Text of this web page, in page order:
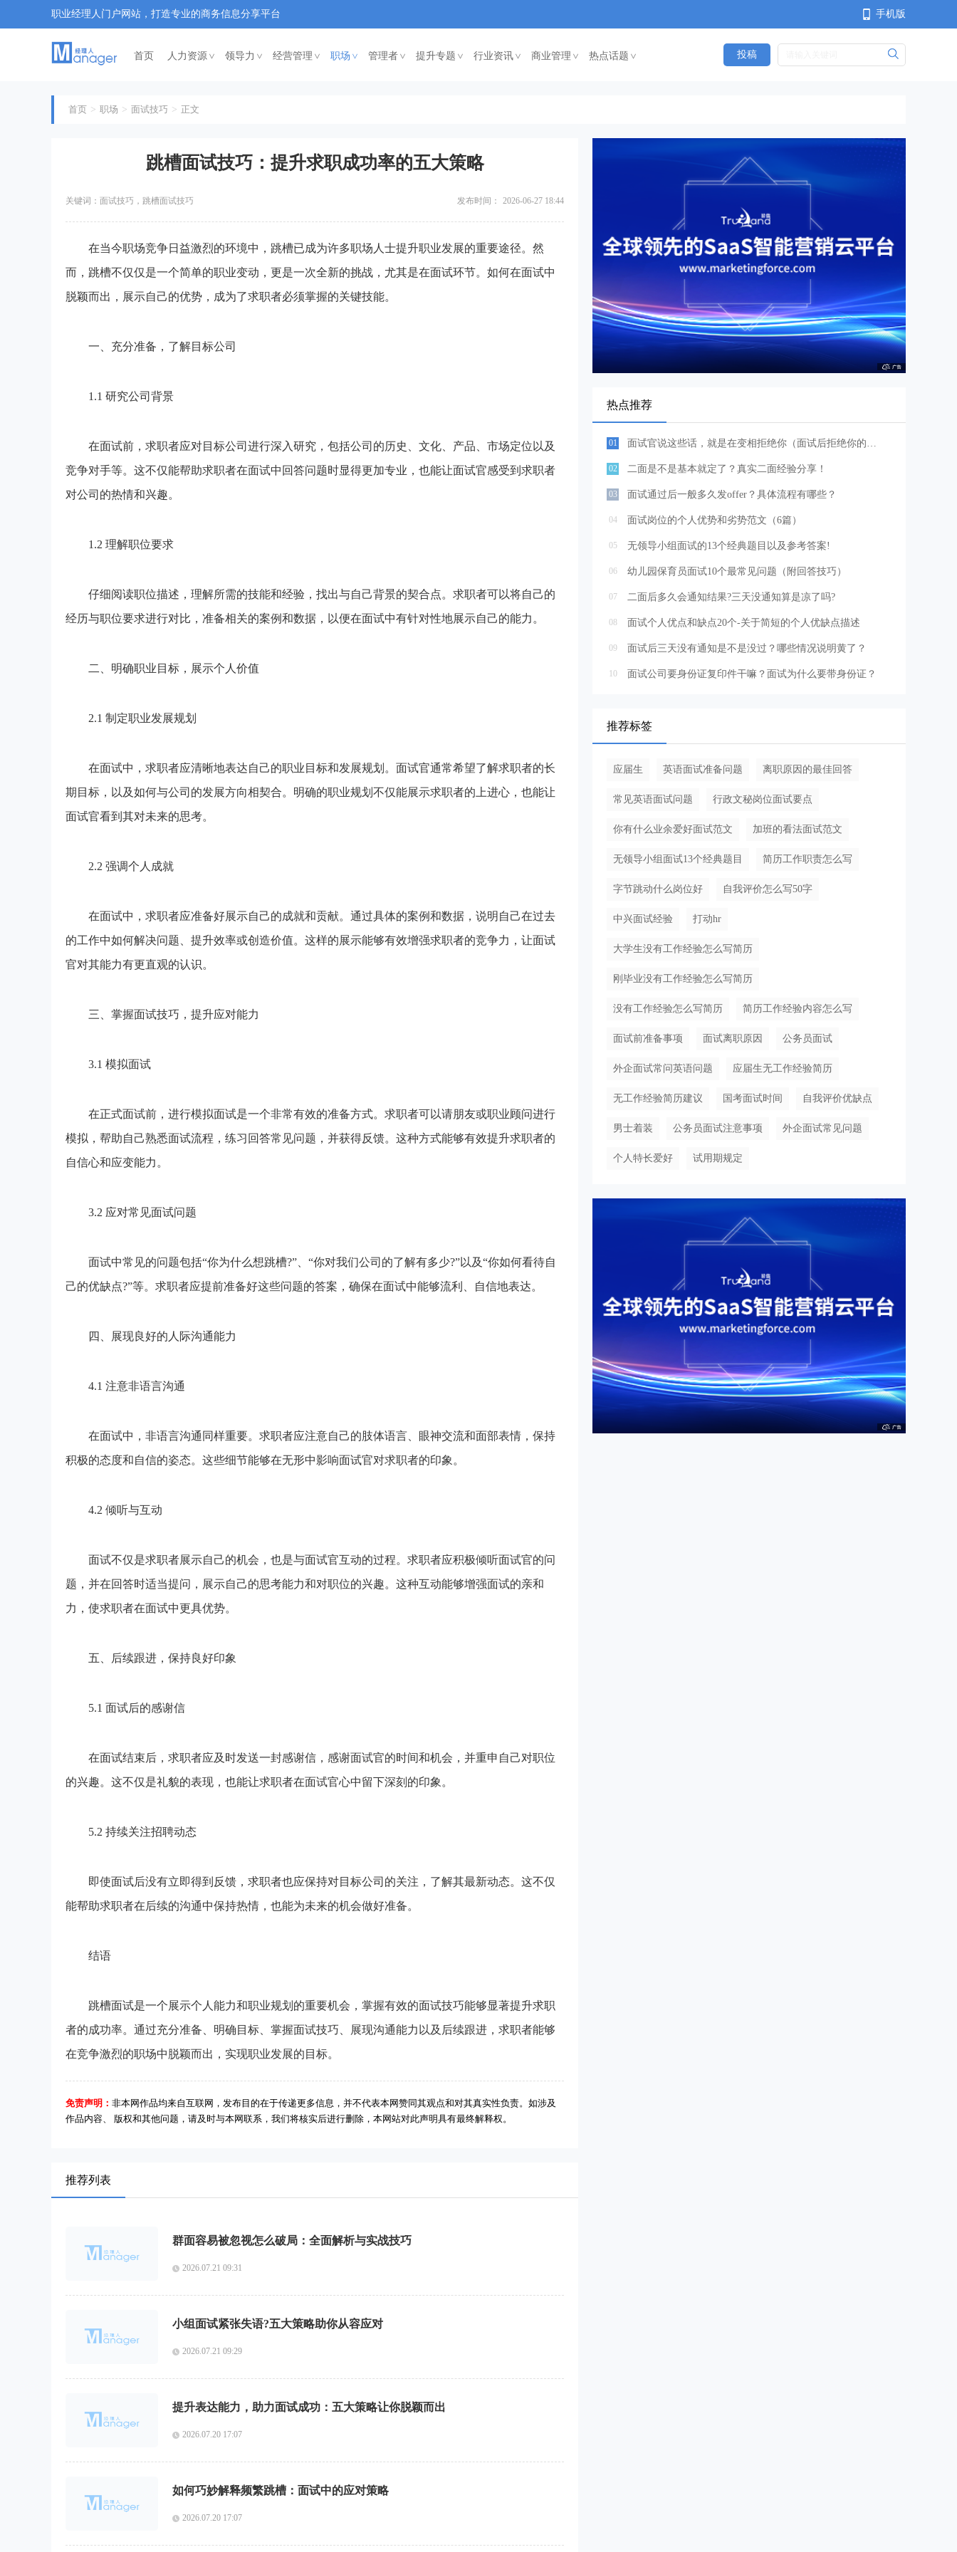
职业经理人门户网站，打造专业的商务信息分享平台 手机版
首页 人力资源< 领导力 < 经营管理< 职场< 管理者< 提升专题 < 行业资讯 < 商业管理< 热点话题 < 投稿
首页 职场 面试技巧 正文
跳槽面试技巧：提升求职成功率的五大策略
关键词：面试技巧，跳槽面试技巧 发布时间： 2026-06-27 18:44
在当今职场竞争日益激烈的环境中，跳槽已成为许多职场人士提升职业发展的重要途径。然
而，跳槽不仅仅是一个简单的职业变动，更是一次全新的挑战，尤其是在面试环节。如何在面试中
脱颖而出，展示自己的优势，成为了求职者必须掌握的关键技能。
一、充分准备，了解目标公司
1.1 研究公司背景
在面试前，求职者应对目标公司进行深入研究，包括公司的历史、文化、产品、市场定位以及
竞争对手等。这不仅能帮助求职者在面试中回答问题时显得更加专业，也能让面试官感受到求职者
对公司的热情和兴趣。
1.2 理解职位要求
仔细阅读职位描述，理解所需的技能和经验，找出与自己背景的契合点。求职者可以将自己的
经历与职位要求进行对比，准备相关的案例和数据，以便在面试中有针对性地展示自己的能力。
二、明确职业目标，展示个人价值
2.1 制定职业发展规划
在面试中，求职者应清晰地表达自己的职业目标和发展规划。面试官通常希望了解求职者的长
期目标，以及如何与公司的发展方向相契合。明确的职业规划不仅能展示求职者的上进心，也能让
面试官看到其对未来的思考。
2.2 强调个人成就
在面试中，求职者应准备好展示自己的成就和贡献。通过具体的案例和数据，说明自己在过去
的工作中如何解决问题、提升效率或创造价值。这样的展示能够有效增强求职者的竞争力，让面试
官对其能力有更直观的认识。
三、掌握面试技巧，提升应对能力
3.1 模拟面试
在正式面试前，进行模拟面试是一个非常有效的准备方式。求职者可以请朋友或职业顾问进行
模拟，帮助自己熟悉面试流程，练习回答常见问题，并获得反馈。这种方式能够有效提升求职者的
自信心和应变能力。
3.2 应对常见面试问题
面试中常见的问题包括“你为什么想跳槽?”、“你对我们公司的了解有多少?”以及“你如何看待自
己的优缺点?”等。求职者应提前准备好这些问题的答案，确保在面试中能够流利、自信地表达。
四、展现良好的人际沟通能力
4.1 注意非语言沟通
在面试中，非语言沟通同样重要。求职者应注意自己的肢体语言、眼神交流和面部表情，保持
积极的态度和自信的姿态。这些细节能够在无形中影响面试官对求职者的印象。
4.2 倾听与互动
面试不仅是求职者展示自己的机会，也是与面试官互动的过程。求职者应积极倾听面试官的问
题，并在回答时适当提问，展示自己的思考能力和对职位的兴趣。这种互动能够增强面试的亲和
力，使求职者在面试中更具优势。
五、后续跟进，保持良好印象
5.1 面试后的感谢信
在面试结束后，求职者应及时发送一封感谢信，感谢面试官的时间和机会，并重申自己对职位
的兴趣。这不仅是礼貌的表现，也能让求职者在面试官心中留下深刻的印象。
5.2 持续关注招聘动态
即使面试后没有立即得到反馈，求职者也应保持对目标公司的关注，了解其最新动态。这不仅
能帮助求职者在后续的沟通中保持热情，也能为未来的机会做好准备。
结语
跳槽面试是一个展示个人能力和职业规划的重要机会，掌握有效的面试技巧能够显著提升求职
者的成功率。通过充分准备、明确目标、掌握面试技巧、展现沟通能力以及后续跟进，求职者能够
在竞争激烈的职场中脱颖而出，实现职业发展的目标。
免责声明： 非本网作品均来自互联网，发布目的在于传递更多信息，并不代表本网赞同其观点和对其真实性负责。如涉及
作品内容、 版权和其他问题，请及时与本网联系，我们将核实后进行删除，本网站对此声明具有最终解释权。
推荐列表
群面容易被忽视怎么破局：全面解析与实战技巧
2026.07.21 09:31
小组面试紧张失语?五大策略助你从容应对
2026.07.21 09:29
提升表达能力，助力面试成功：五大策略让你脱颖而出
2026.07.20 17:07
如何巧妙解释频繁跳槽：面试中的应对策略
2026.07.20 17:07
热点推荐
01 面试官说这些话，就是在变相拒绝你（面试后拒绝你的潜台词）
02 二面是不是基本就定了？真实二面经验分享！
03 面试通过后一般多久发offer？具体流程有哪些？
04 面试岗位的个人优势和劣势范文（6篇）
05 无领导小组面试的13个经典题目以及参考答案!
06 幼儿园保育员面试10个最常见问题（附回答技巧）
07 二面后多久会通知结果?三天没通知算是凉了吗?
08 面试个人优点和缺点20个-关于简短的个人优缺点描述
09 面试后三天没有通知是不是没过？哪些情况说明黄了？
10 面试公司要身份证复印件干嘛？面试为什么要带身份证？
推荐标签
应届生 英语面试准备问题 离职原因的最佳回答
常见英语面试问题 行政文秘岗位面试要点
你有什么业余爱好面试范文 加班的看法面试范文
无领导小组面试13个经典题目 简历工作职责怎么写
字节跳动什么岗位好 自我评价怎么写50字
中兴面试经验 打动hr
大学生没有工作经验怎么写简历
刚毕业没有工作经验怎么写简历
没有工作经验怎么写简历 简历工作经验内容怎么写
面试前准备事项 面试离职原因 公务员面试
外企面试常问英语问题 应届生无工作经验简历
无工作经验简历建议 国考面试时间 自我评价优缺点
男士着装 公务员面试注意事项 外企面试常见问题
个人特长爱好 试用期规定